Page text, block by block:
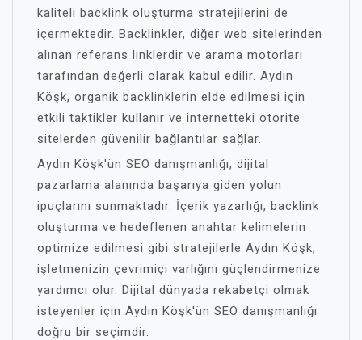
kaliteli backlink oluşturma stratejilerini de
içermektedir. Backlinkler, diğer web sitelerinden
alınan referans linklerdir ve arama motorları
tarafından değerli olarak kabul edilir. Aydın
Köşk, organik backlinklerin elde edilmesi için
etkili taktikler kullanır ve internetteki otorite
sitelerden güvenilir bağlantılar sağlar.
Aydın Köşk'ün SEO danışmanlığı, dijital
pazarlama alanında başarıya giden yolun
ipuçlarını sunmaktadır. İçerik yazarlığı, backlink
oluşturma ve hedeflenen anahtar kelimelerin
optimize edilmesi gibi stratejilerle Aydın Köşk,
işletmenizin çevrimiçi varlığını güçlendirmenize
yardımcı olur. Dijital dünyada rekabetçi olmak
isteyenler için Aydın Köşk'ün SEO danışmanlığı
doğru bir seçimdir.